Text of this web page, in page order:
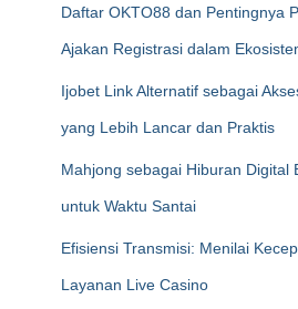
Daftar OKTO88 dan Pentingnya
Ajakan Registrasi dalam
Ijobet Link Alternatif sebagai
yang Lebih Lancar dan Praktis
Mahjong sebagai Hiburan Digital
untuk Waktu Santai
Efisiensi Transmisi: Menilai
Layanan Live Casino